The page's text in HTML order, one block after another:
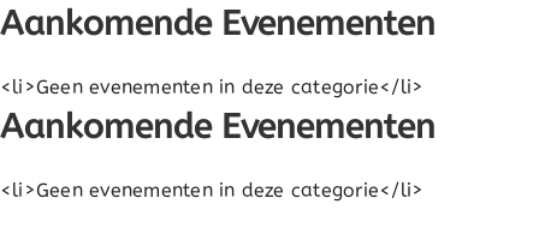
Ga
inhoud
Aankomende Evenementen
<li>Geen evenementen in deze categorie</li>
Aankomende Evenementen
<li>Geen evenementen in deze categorie</li>